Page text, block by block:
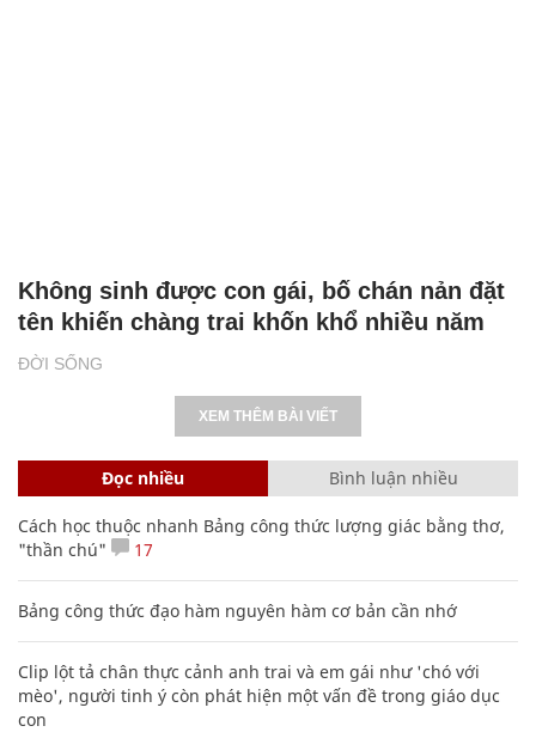
ĐỜI SỐNG
Không sinh được con gái, bố chán nản đặt
tên khiến chàng trai khốn khổ nhiều năm
XEM THÊM BÀI VIẾT
Đọc nhiều Bình luận nhiều
Cách học thuộc nhanh Bảng công thức lượng giác bằng thơ,
"thần chú"
17
Bảng công thức đạo hàm nguyên hàm cơ bản cần nhớ
Clip lột tả chân thực cảnh anh trai và em gái như 'chó với
mèo', người tinh ý còn phát hiện một vấn đề trong giáo dục
con